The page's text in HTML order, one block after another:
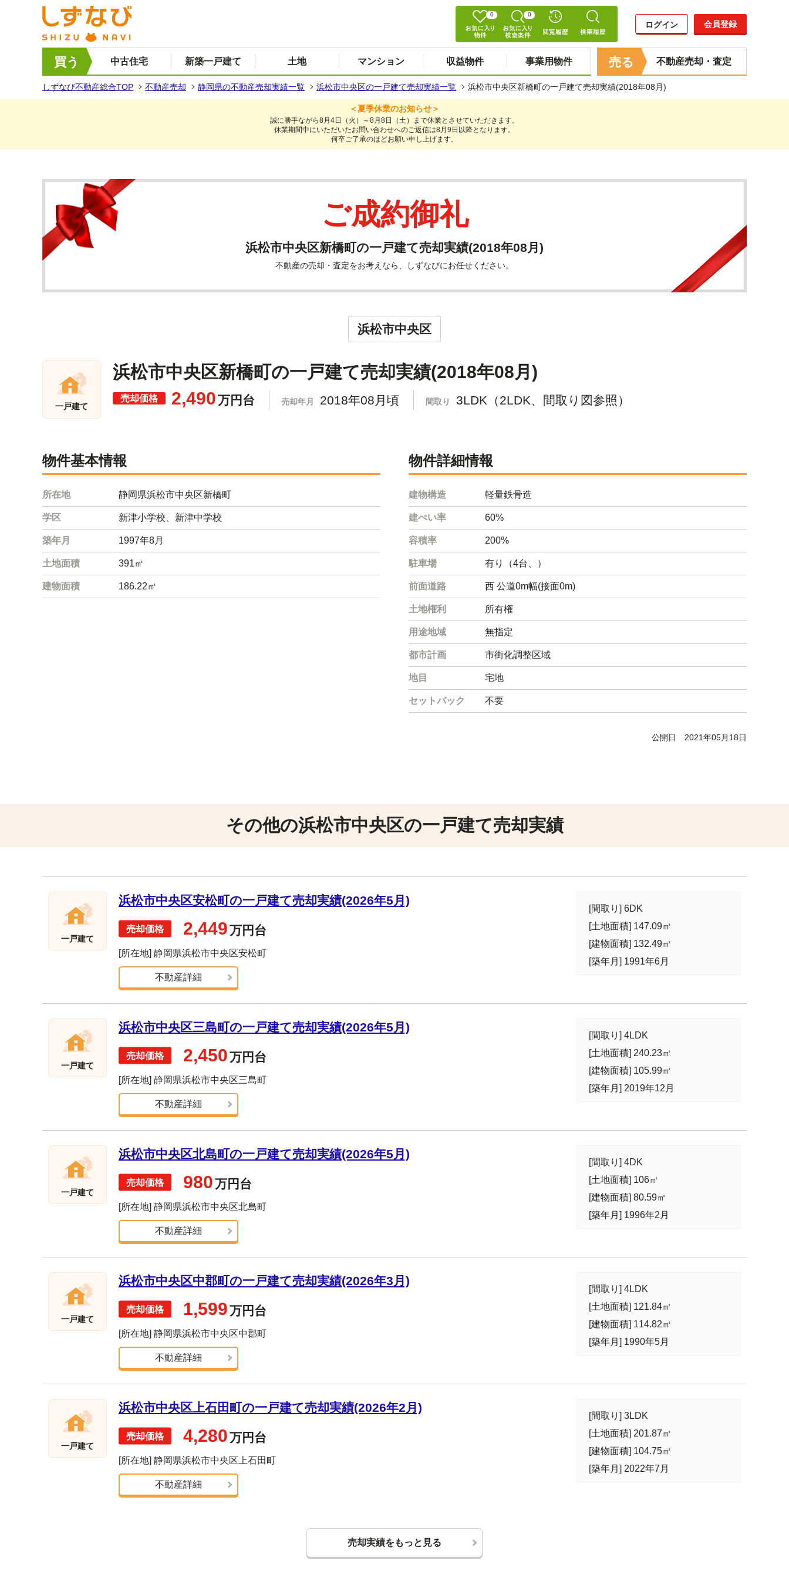
0 0
ログイン 会員登録
買う 中古住宅 新築一戸建て 土地 マンション 収益物件 事業用物件 売る 不動産売却・査定
しずなび不動産総合TOP 不動産売却 静岡県の不動産売却実績一覧 浜松市中央区の一戸建て売却実績一覧 浜松市中央区新橋町の一戸建て売却実績(2018年08月)
＜夏季休業のお知らせ＞
誠に勝手ながら8月4日（火）～8月8日（土）まで休業とさせていただきます。
休業期間中にいただいたお問い合わせへのご返信は8月9日以降となります。
何卒ご了承のほどお願い申し上げます。
ご成約御礼
浜松市中央区新橋町の一戸建て売却実績(2018年08月)
不動産の売却・査定をお考えなら、しずなびにお任せください。
浜松市中央区
一戸建て
浜松市中央区新橋町の一戸建て売却実績(2018年08月)
売却価格 2,490万円台 売却年月 2018年08月頃 間取り 3LDK（2LDK、間取り図参照）
物件基本情報
所在地 静岡県浜松市中央区新橋町
学区 新津小学校、新津中学校
築年月 1997年8月
土地面積 391㎡
建物面積 186.22㎡
物件詳細情報
建物構造 軽量鉄骨造
建ぺい率 60%
容積率 200%
駐車場 有り（4台、）
前面道路 西 公道0m幅(接面0m)
土地権利 所有権
用途地域 無指定
都市計画 市街化調整区域
地目 宅地
セットバック 不要
公開日 2021年05月18日
その他の浜松市中央区の一戸建て売却実績
一戸建て
浜松市中央区安松町の一戸建て売却実績(2026年5月)
2,449万円台
[所在地] 静岡県浜松市中央区安松町
不動産詳細
[間取り] 6DK
[土地面積] 147.09㎡
[建物面積] 132.49㎡
[築年月] 1991年6月
一戸建て
浜松市中央区三島町の一戸建て売却実績(2026年5月)
2,450万円台
[所在地] 静岡県浜松市中央区三島町
不動産詳細
[間取り] 4LDK
[土地面積] 240.23㎡
[建物面積] 105.99㎡
[築年月] 2019年12月
一戸建て
浜松市中央区北島町の一戸建て売却実績(2026年5月)
980万円台
[所在地] 静岡県浜松市中央区北島町
不動産詳細
[間取り] 4DK
[土地面積] 106㎡
[建物面積] 80.59㎡
[築年月] 1996年2月
一戸建て
浜松市中央区中郡町の一戸建て売却実績(2026年3月)
1,599万円台
[所在地] 静岡県浜松市中央区中郡町
不動産詳細
[間取り] 4LDK
[土地面積] 121.84㎡
[建物面積] 114.82㎡
[築年月] 1990年5月
一戸建て
浜松市中央区上石田町の一戸建て売却実績(2026年2月)
4,280万円台
[所在地] 静岡県浜松市中央区上石田町
不動産詳細
[間取り] 3LDK
[土地面積] 201.87㎡
[建物面積] 104.75㎡
[築年月] 2022年7月
売却実績をもっと見る